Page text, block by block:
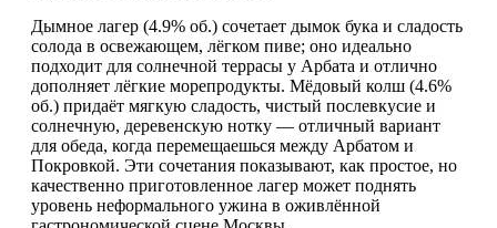
Дымное лагер (4.9% об.) сочетает дымок бука и сладость
солода в освежающем, лёгком пиве; оно идеально
подходит для солнечной террасы у Арбата и отлично
дополняет лёгкие морепродукты. Мёдовый колш (4.6%
об.) придаёт мягкую сладость, чистый послевкусие и
солнечную, деревенскую нотку — отличный вариант
для обеда, когда перемещаешься между Арбатом и
Покровкой. Эти сочетания показывают, как простое, но
качественно приготовленное лагер может поднять
уровень неформального ужина в оживлённой